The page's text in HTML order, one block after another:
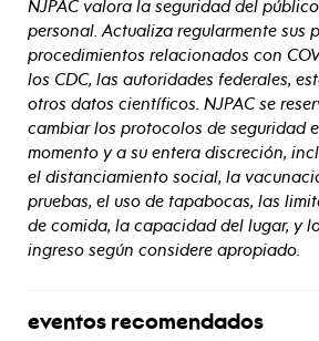
NJPAC valora la seguridad del
personal. Actualiza regularmente sus
procedimientos relacionados con
los CDC, las autoridades federales,
otros datos científicos. NJPAC se
cambiar los protocolos de seguridad
momento y a su entera discreción,
el distanciamiento social, la
pruebas, el uso de tapabocas, las
de comida, la capacidad del lugar, y
ingreso según considere apropiado.
eventos recomendados